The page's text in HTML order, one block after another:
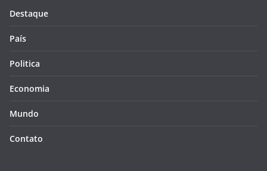
Destaque
País
Politica
Economia
Mundo
Contato